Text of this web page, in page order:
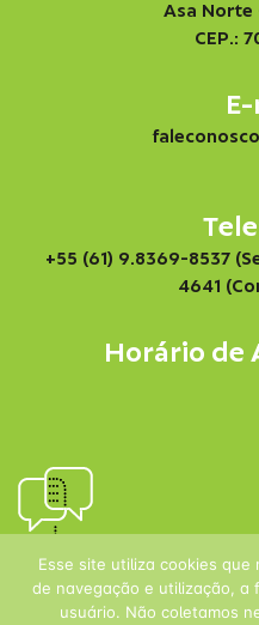
Asa Norte
CEP.:
E-
+55 (61) 9.8369-8537
4641
Horário de
Esse site utiliza cookies
de navegação e utilização, a
usuário. Não coletamos